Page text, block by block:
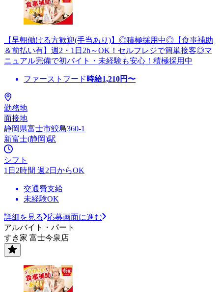
【早朝働ける方歓迎(手当あり)】◎積極採用中◎【食事補助
＆前払い有】週2・1日2h～OK！セルフレジで簡単接客◎マ
ニュアル完備で初バイト・未経験も安心！積極採用中
ファーストフード 時給1,210円〜
勤務地
面接地
静岡県富士市鮫島360-1
新富士(静岡)駅
シフト
1日2時間 週2日からOK
交通費支給
未経験OK
詳細を見る
応募画面に進む
アルバイト・パート
すき家 富士今泉店